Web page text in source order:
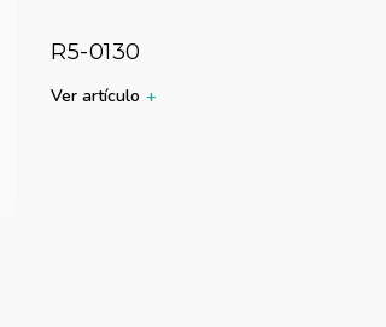
R5-0130
Ver artículo +